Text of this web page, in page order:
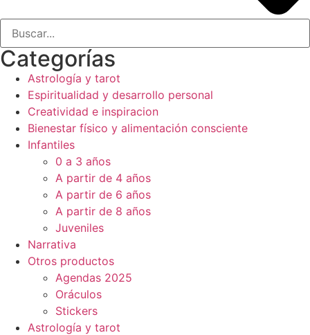
Categorías
Astrología y tarot
Espiritualidad y desarrollo personal
Creatividad e inspiracion
Bienestar físico y alimentación consciente
Infantiles
0 a 3 años
A partir de 4 años
A partir de 6 años
A partir de 8 años
Juveniles
Narrativa
Otros productos
Agendas 2025
Oráculos
Stickers
Astrología y tarot